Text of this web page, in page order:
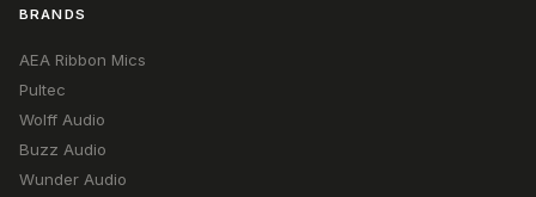
BRANDS
AEA Ribbon Mics
Pultec
Wolff Audio
Buzz Audio
Wunder Audio